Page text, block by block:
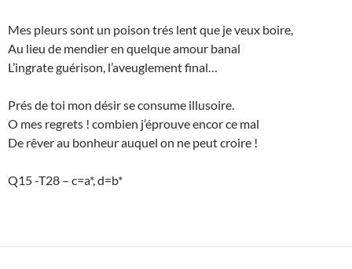
Mes pleurs sont un poison trés lent que je veux boire,
Au lieu de mendier en quelque amour banal
L’ingrate guérison, l’aveuglement final…
Prés de toi mon désir se consume illusoire.
O mes regrets ! combien j’éprouve encor ce mal
De rêver au bonheur auquel on ne peut croire !
Q15 -T28 – c=a*, d=b*